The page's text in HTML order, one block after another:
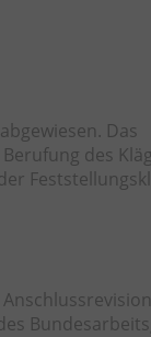
Das
des